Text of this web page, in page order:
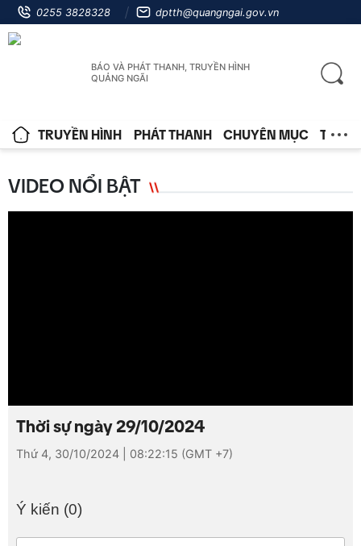
0255 3828328 dptth@quangngai.gov.vn
BÁO VÀ PHÁT THANH, TRUYỀN HÌNH
QUẢNG NGÃI
TRUYỀN HÌNH PHÁT THANH CHUYÊN MỤC TIN
VIDEO NỔI BẬT
Thời sự ngày 29/10/2024
Thứ 4, 30/10/2024 | 08:22:15 (GMT +7)
Ý kiến (0)